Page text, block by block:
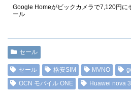
Google Homeがビックカメラで7,120円に
ール
セール
セール 格安SIM MVNO
OCN モバイル ONE
Huawei nova 3